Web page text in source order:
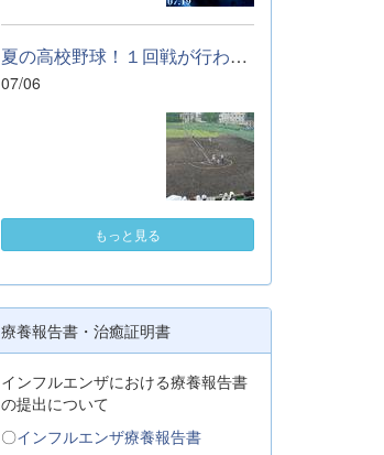
夏の高校野球！１回戦が行われました。
07/06
もっと見る
療養報告書・治癒証明書
インフルエンザにおける療養報告書
の提出について
〇インフルエンザ療養報告書